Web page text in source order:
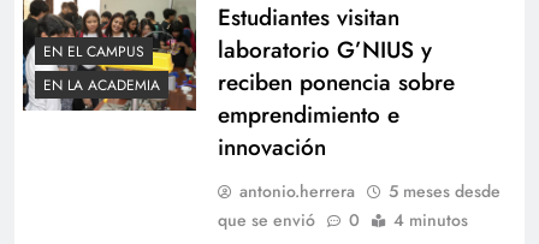
EN EL CAMPUS
EN LA ACADEMIA
Estudiantes visitan
laboratorio G’NIUS y
reciben ponencia sobre
emprendimiento e
innovación
antonio.herrera
5 meses desde
que se envió
0 4 minutos